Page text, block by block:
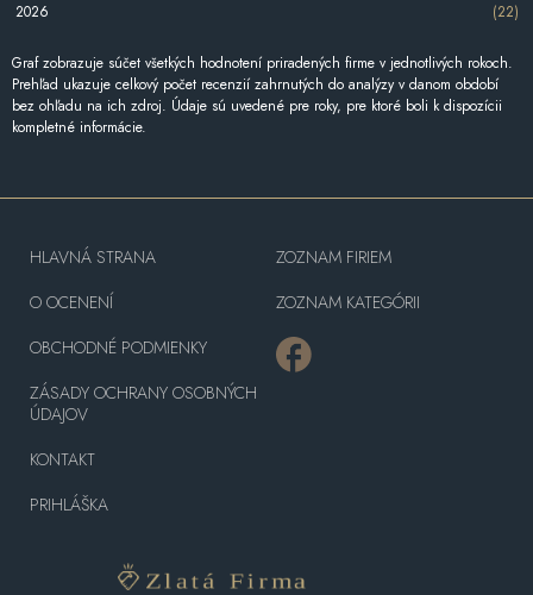
2026
(22)
Graf zobrazuje súčet všetkých hodnotení priradených firme v jednotlivých rokoch.
Prehľad ukazuje celkový počet recenzií zahrnutých do analýzy v danom období
bez ohľadu na ich zdroj. Údaje sú uvedené pre roky, pre ktoré boli k dispozícii
kompletné informácie.
HLAVNÁ STRANA
O OCENENÍ
OBCHODNÉ PODMIENKY
ZÁSADY OCHRANY OSOBNÝCH
ÚDAJOV
KONTAKT
PRIHLÁŠKA
ZOZNAM FIRIEM
ZOZNAM KATEGÓRII